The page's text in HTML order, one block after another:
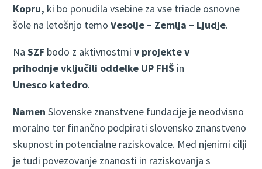
Kopru, ki bo ponudila vsebine za vse triade osnovne
šole na letošnjo temo Vesolje – Zemlja – Ljudje.
NaSZF bodo z aktivnostmi v projekte v
prihodnje vključili oddelke UP FHŠ in
Unesco katedro.
Namen Slovenske znanstvene fundacije je neodvisno
moralno ter finančno podpirati slovensko znanstveno
skupnost in potencialne raziskovalce. Med njenimi cilji
je tudi povezovanje znanosti in raziskovanja s